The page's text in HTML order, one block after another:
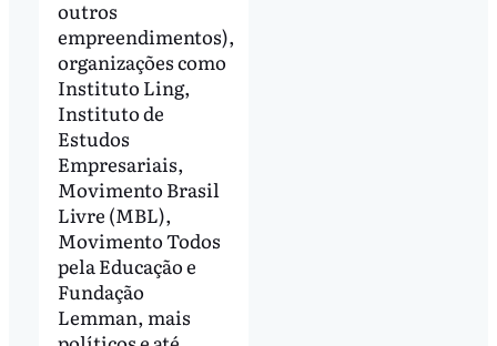
outros
empreendimentos),
organizações como
Instituto Ling,
Instituto de
Estudos
Empresariais,
Movimento Brasil
Livre (MBL),
Movimento Todos
pela Educação e
Fundação
Lemman, mais